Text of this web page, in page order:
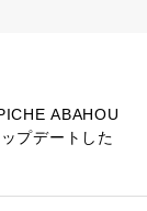
ABAHOU
プデートした